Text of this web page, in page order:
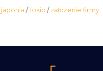
japonia /tokio / założenie firmy